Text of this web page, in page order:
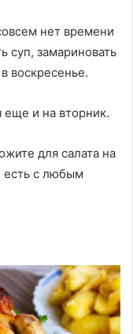
нет времени
суп, замариновать
воскресенье.
еще и на вторник.
для салата на
есть с любым